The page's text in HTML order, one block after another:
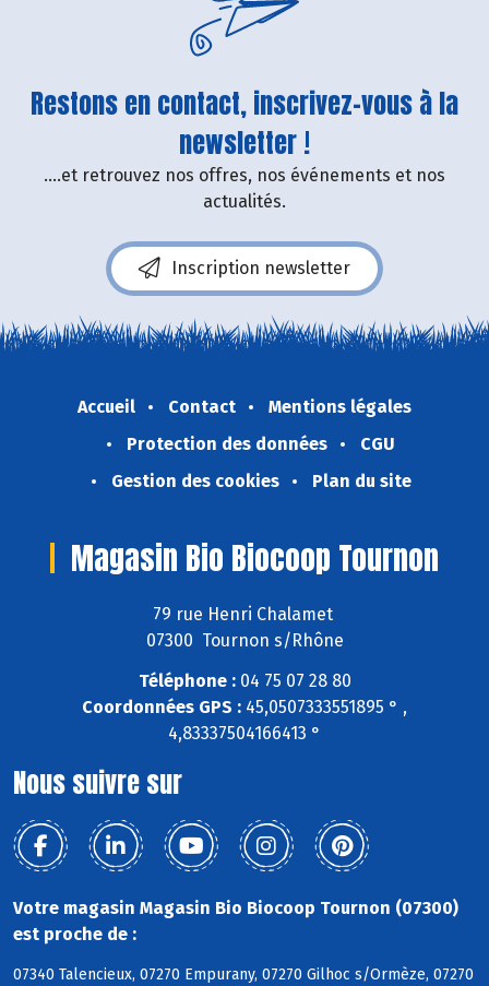
Restons en contact, inscrivez-vous à la
newsletter !
....et retrouvez nos offres, nos événements et nos
actualités.
Inscription newsletter
Accueil Contact
Mentions légales
Protection des données
CGU
Gestion des cookies
Plan du site
Magasin Bio Biocoop Tournon
79 rue Henri Chalamet
07300 Tournon s/Rhône
Téléphone :04 75 07 28 80
Coordonnées GPS : 45,0507333551895 ° ,
4,83337504166413 °
Nous suivre sur
Votre magasin Magasin Bio Biocoop Tournon (07300)
est proche de :
07340 Talencieux, 07270 Empurany, 07270 Gilhoc s/Ormèze, 07270